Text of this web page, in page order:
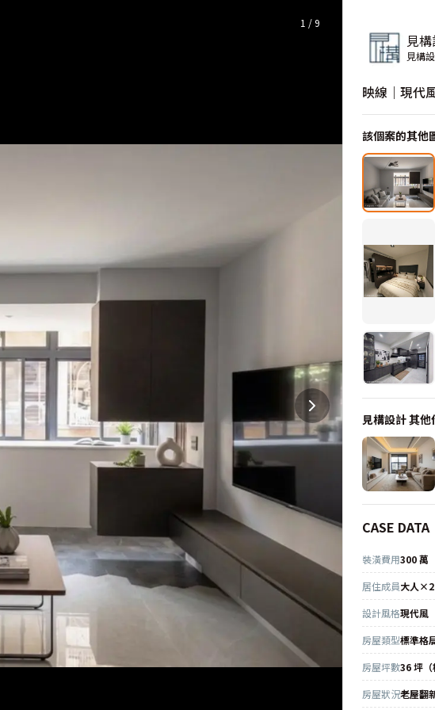
1 /9
見
見構
映線｜現代
該個案的其他
見構設計其他
CASE DATA
裝潢費用300 萬
居住成員大人×2
設計風格現代風
房屋類型標準格
房屋坪數36 坪（
房屋狀況老屋翻